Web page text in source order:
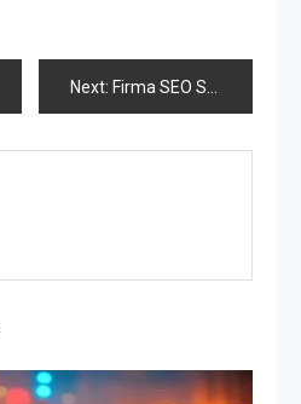
Next: Firma SEO Sosnowiec